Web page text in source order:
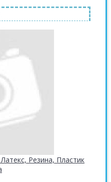
Резина, Пластик